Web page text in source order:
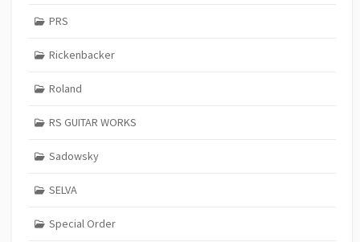
PRS
Rickenbacker
Roland
RS GUITAR WORKS
Sadowsky
SELVA
Special Order